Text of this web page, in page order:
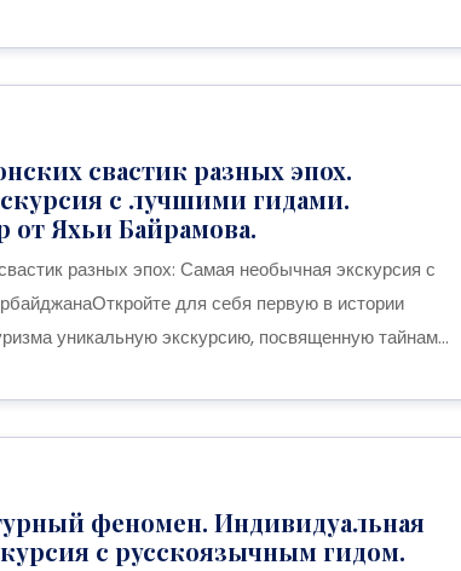
свастик разных эпох.
с лучшими гидами.
от Яхьи Байрамова.
разных эпох: Самая необычная экскурсия с
для себя первую в истории
уникальную экскурсию, посвященную тайнам...
феномен. Индивидуальная
с русскоязычным гидом.